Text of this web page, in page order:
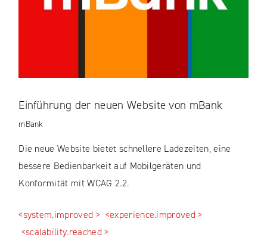
Einführung der neuen Website von mBank
mBank
Die neue Website bietet schnellere Ladezeiten, eine
bessere Bedienbarkeit auf Mobilgeräten und
Konformität mit WCAG 2.2.
<system.improved > <experience.improved >
<scalability.reached >